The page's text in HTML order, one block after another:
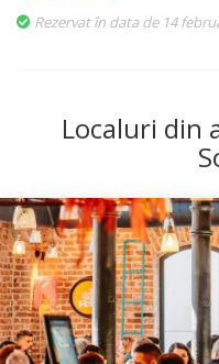
Rezervat în data de 14
Localuri din